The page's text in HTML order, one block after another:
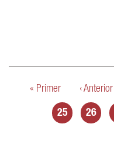
Pàgines
« Primer ‹ Anterior
25 26